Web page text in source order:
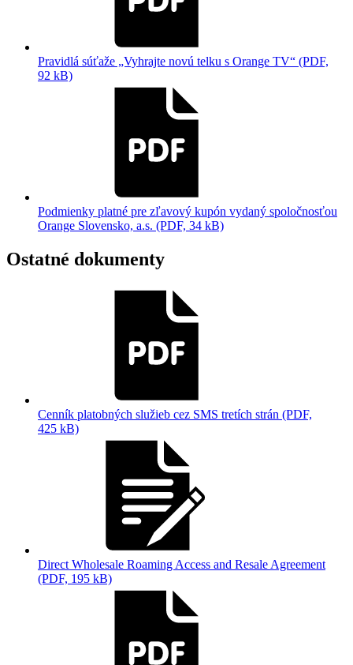
Pravidlá súťaže „Vyhrajte novú telku s Orange TV“ (PDF,
92 kB)
Podmienky platné pre zľavový kupón vydaný spoločnosťou
Orange Slovensko, a.s. (PDF, 34 kB)
Ostatné dokumenty
Cenník platobných služieb cez SMS tretích strán (PDF,
425 kB)
Direct Wholesale Roaming Access and Resale Agreement
(PDF, 195 kB)